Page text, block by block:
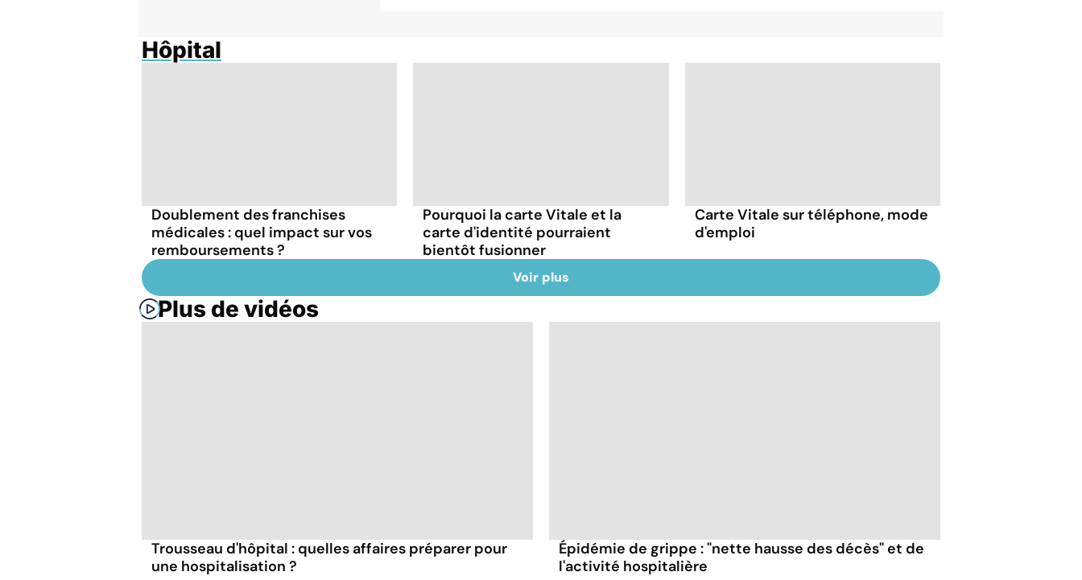
Hôpital
Doublement des franchises
médicales : quel impact sur vos
remboursements ?
Pourquoi la carte Vitale et la
carte d'identité pourraient
bientôt fusionner
Carte Vitale sur téléphone, mode
d'emploi
Voir plus
Plus de vidéos
Trousseau d'hôpital : quelles affaires préparer pour
une hospitalisation ?
Épidémie de grippe : "nette hausse des décès" et de
l'activité hospitalière